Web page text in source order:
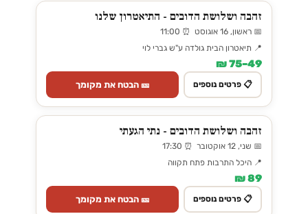
זהבה ושלושת הדובים - התיאטרון שלנו
📅 ראשון, 16 אוגוסט ⏰ 11:00
📍 תיאטרון הבית גולדה ע"ש גברי לוי
49–75 ₪
📋 פרטים נוספים 🎫 הבטח את מקומך
זהבה ושלושת הדובים - נתי הגעתי
📅 שני, 12 אוקטובר ⏰ 17:30
📍 היכל התרבות פתח תקווה
89 ₪
📋 פרטים נוספים 🎫 הבטח את מקומך